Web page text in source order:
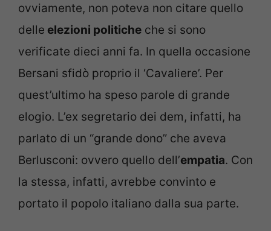
ovviamente, non poteva non citare quello
delle elezioni politiche che si sono
verificate dieci anni fa. In quella occasione
Bersani sfidò proprio il ‘Cavaliere’. Per
quest’ultimo ha speso parole di grande
elogio. L’ex segretario dei dem, infatti, ha
parlato di un “grande dono” che aveva
Berlusconi: ovvero quello dell’empatia. Con
la stessa, infatti, avrebbe convinto e
portato il popolo italiano dalla sua parte.